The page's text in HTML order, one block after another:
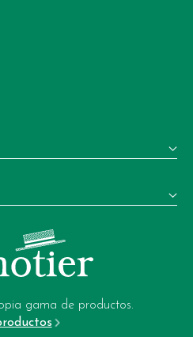
venta
gama de productos.